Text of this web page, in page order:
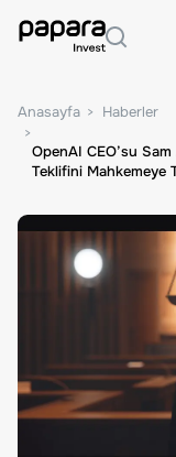
Anasayfa Haberler
OpenAI CEO’su
Teklifini Mahkemeye